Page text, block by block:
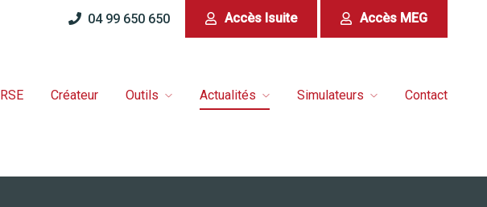
04 99 650 650 Accès Isuite Accès MEG
RSE Créateur Outils Actualités Simulateurs Contact